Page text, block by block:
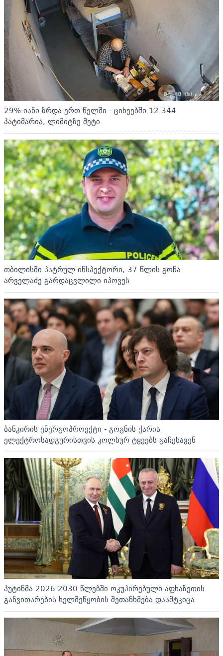
29%-იანი ზრდა ერთ წელში - ციხეებში 12 344
პატიმარია, ლიმიტზე მეტი
თბილისში პატრულ-ინსპექტორი, 37 წლის გოჩა
არველაძე გარდაცვლილი იპოვეს
ბანკირის ენერგოპროექტი - გოგნის ქარის
ელექტროსადგურისთვის კოლხურ ტყეებს გაჩეხავენ
პუტინმა 2026-2030 წლებში ოკუპირებული აფხაზეთის
განვითარების ხელშეწყობის შეთანხმება დაამტკიცა